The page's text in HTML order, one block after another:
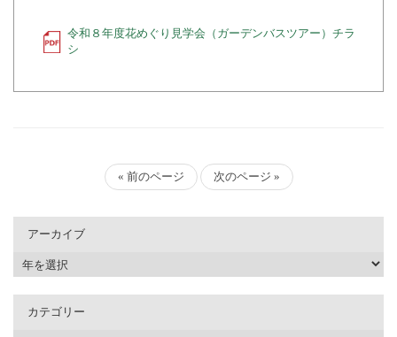
令和８年度花めぐり見学会（ガーデンバスツアー）チラ
シ
« 前のページ 次のページ »
アーカイブ
カテゴリー